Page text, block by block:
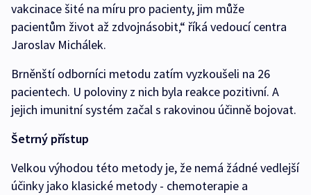
vakcinace šité na míru pro pacienty, jim může
pacientům život až zdvojnásobit,“ říká vedoucí centra
Jaroslav Michálek.
Brněnští odborníci metodu zatím vyzkoušeli na 26
pacientech. U poloviny z nich byla reakce pozitivní. A
jejich imunitní systém začal s rakovinou účinně bojovat.
Šetrný přístup
Velkou výhodou této metody je, že nemá žádné vedlejší
účinky jako klasické metody - chemoterapie a